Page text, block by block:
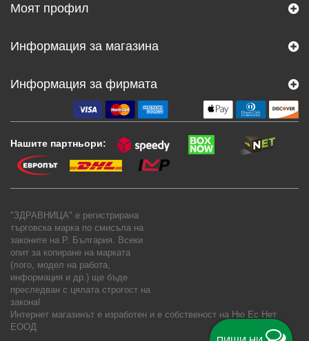
Моят профил
Информация за магазина
Информация за фирмата
Нашите партньори:
"ЗДРАВНИЦА" е регистрирана
търговска марка по смисъла на
законите на Р. България. Всеки
опит за копиране на марката
(лого, модел на работа,
информация и др.) ще бъде
преследван с цялата строгост на
закона!
Интернет магазинът е изработен и е собственост на Ню Ес Нет
ЕООД